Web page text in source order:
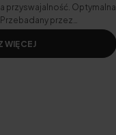
przyswajalność. Optymalna
przez
WIĘCEJ